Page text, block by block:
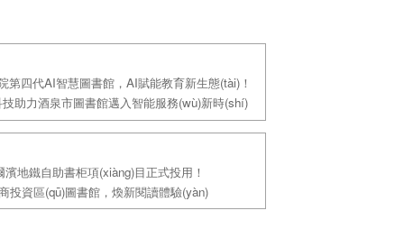
四代AI智慧圖書館，AI賦能教育新生態(tài)！
助力酒泉市圖書館邁入智能服務(wù)新時(shí)
地鐵自助書柜項(xiàng)目正式投用！
投資區(qū)圖書館，煥新閱讀體驗(yàn)